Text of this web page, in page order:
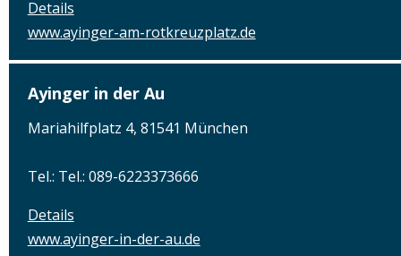
Details
www.ayinger-am-rotkreuzplatz.de
Ayinger in der Au
Mariahilfplatz 4, 81541 München
Tel.: Tel.: 089-6223373666
Details
www.ayinger-in-der-au.de